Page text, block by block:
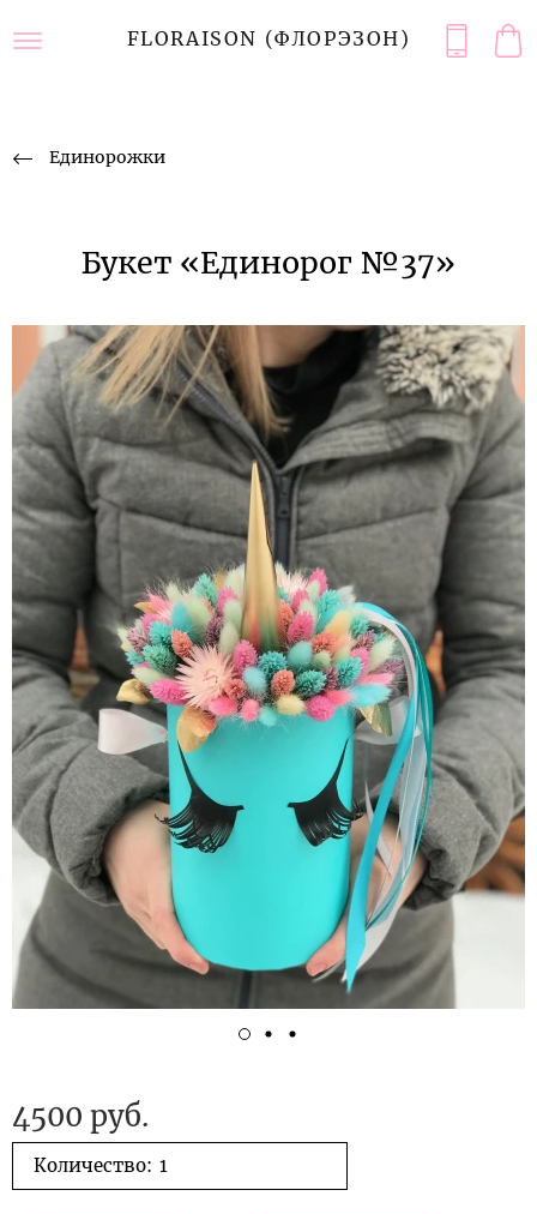
FLORAISON (ФЛОРЭЗОН)
Единорожки
Букет «Единорог №37»
4500 руб.
Количество: